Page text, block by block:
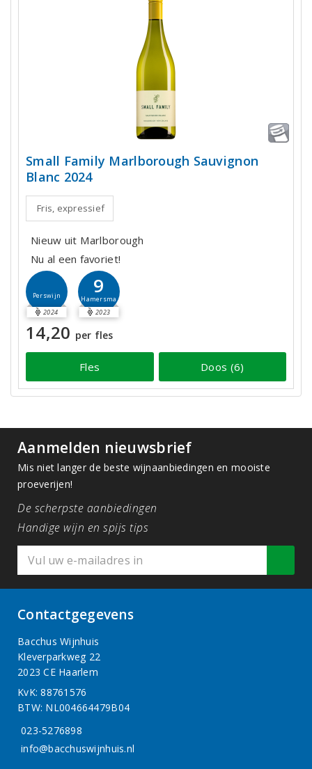
Small Family Marlborough Sauvignon
Blanc 2024
Fris, expressief
Nieuw uit Marlborough
Nu al een favoriet!
Perswijn
2024
9
Hamersma
2023
14,20 per fles
Fles Doos (6)
Aanmelden nieuwsbrief
Mis niet langer de beste wijnaanbiedingen en mooiste
proeverijen!
De scherpste aanbiedingen
Handige wijn en spijs tips
Contactgegevens
Bacchus Wijnhuis
Kleverparkweg 22
2023 CE Haarlem
KvK: 88761576
BTW: NL004664479B04
023-5276898
info@bacchuswijnhuis.nl